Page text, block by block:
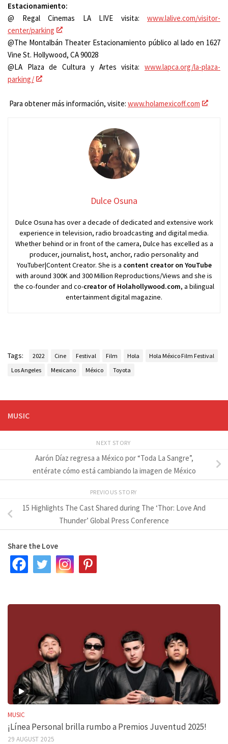
Estacionamiento:
@ Regal Cinemas LA LIVE visita: www.lalive.com/visitor-
center/parking
@The Montalbán Theater Estacionamiento público al lado en 1627
Vine St. Hollywood, CA 90028
@LA Plaza de Cultura y Artes visita: www.lapca.org/la-plaza-
parking/
Para obtener más información, visite: www.holamexicoff.com
Dulce Osuna
Dulce Osuna has over a decade of dedicated and extensive work
experience in television, radio broadcasting and digital media.
Whether behind or in front of the camera, Dulce has excelled as a
producer, journalist, host, anchor, radio personality and
YouTuber|Content Creator. She is a content creator on YouTube
with around 300K and 300 Million Reproductions/Views and she is
the co-founder and co-creator of Holahollywood.com, a bilingual
entertainment digital magazine.
Tags: 2022 Cine Festival Film Hola
Hola México Film Festival
Los Angeles
Mexicano México Toyota
MUSIC
NEXT STORY
Aarón Díaz regresa a México por “Toda La Sangre”,
entérate cómo está cambiando la imagen de México
PREVIOUS STORY
15 Highlights The Cast Shared during The ‘Thor: Love And
Thunder’ Global Press Conference
Share the Love
MUSIC
¡Línea Personal brilla rumbo a Premios Juventud 2025!
29 AUGUST 2025